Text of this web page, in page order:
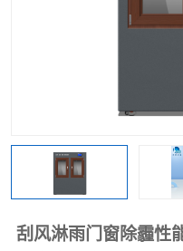
刮风淋雨门窗除霾性